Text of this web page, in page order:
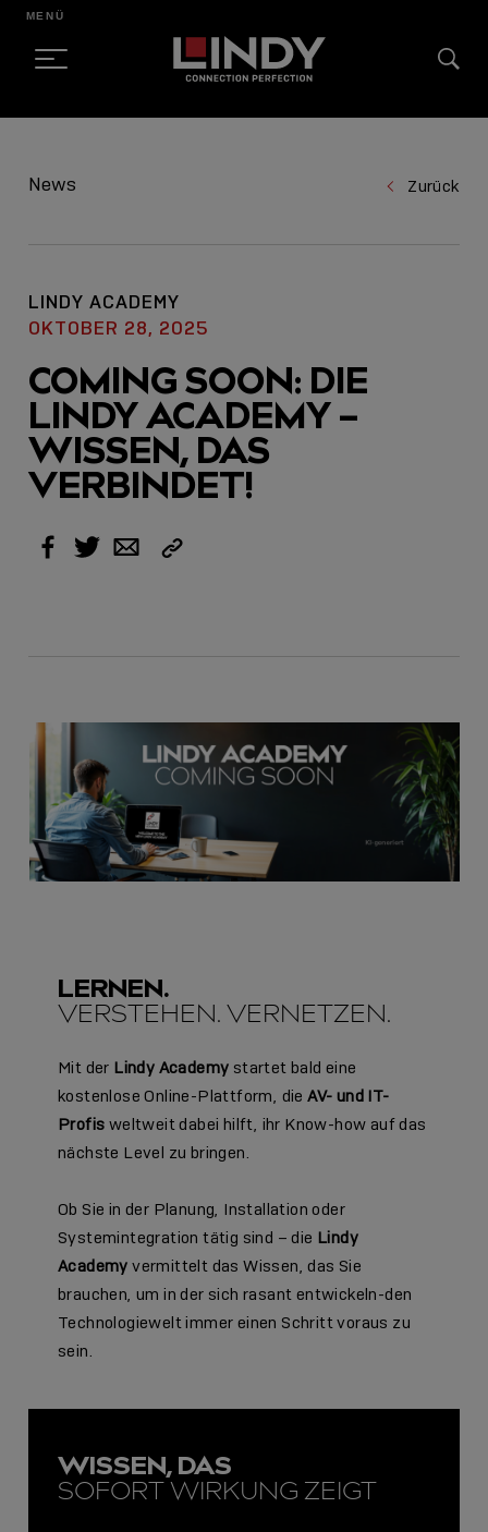
CONTENT
MENÜ
News Zurück
LINDY ACADEMY
OKTOBER 28, 2025
COMING SOON: DIE
LINDY ACADEMY –
WISSEN, DAS
VERBINDET!
Facebook
TwitterEmail Link
LERNEN.
VERSTEHEN. VERNETZEN.
Mit der Lindy Academy startet bald eine
kostenlose Online-Plattform, dieAV- und IT-
Profis weltweit dabei hilft, ihr Know-how auf das
nächste Level zu bringen.
Ob Sie in der Planung, Installation oder
Systemintegration tätig sind – die Lindy
Academy vermittelt das Wissen, das Sie
brauchen, um in der sich rasant entwickeln-den
Technologiewelt immer einen Schritt voraus zu
sein.
WISSEN, DAS
SOFORT WIRKUNG ZEIGT